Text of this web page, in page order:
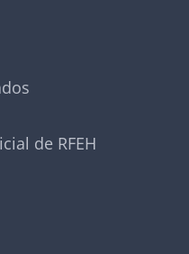
de RFEH